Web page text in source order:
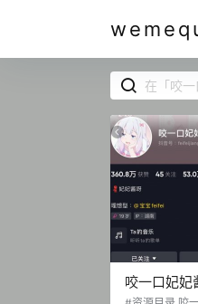
咬一口妃
【持续更新